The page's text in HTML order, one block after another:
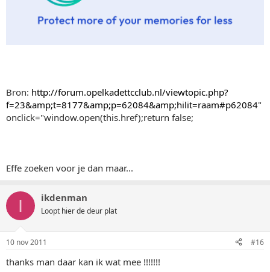
Bron: http://forum.opelkadettcclub.nl/viewtopic.php?
f=23&amp;t=8177&amp;p=62084&amp;hilit=raam#p62084"
onclick="window.open(this.href);return false;
Effe zoeken voor je dan maar...
I ikdenman
Loopt hier de deur plat
10 nov 2011 #16
thanks man daar kan ik wat mee !!!!!!!